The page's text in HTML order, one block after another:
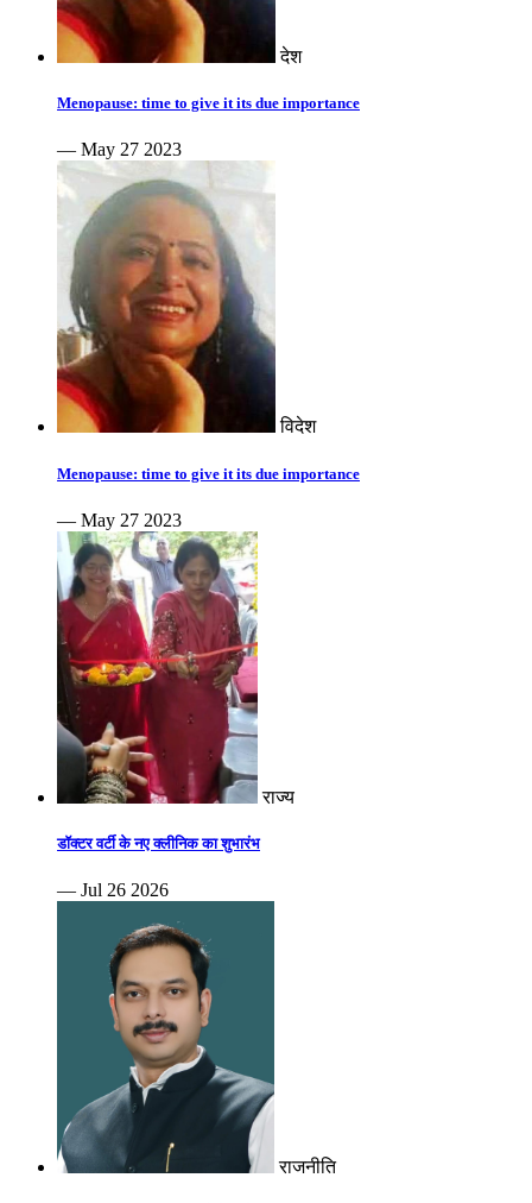
देश
Menopause: time to give it its due importance
— May 27 2023
विदेश
Menopause: time to give it its due importance
— May 27 2023
राज्य
डॉक्टर वर्टी के नए क्लीनिक का शुभारंभ
— Jul 26 2026
राजनीति